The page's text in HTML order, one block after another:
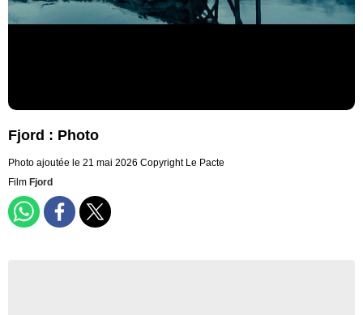
Fjord : Photo
Photo ajoutée le 21 mai 2026 Copyright Le Pacte
Film Fjord